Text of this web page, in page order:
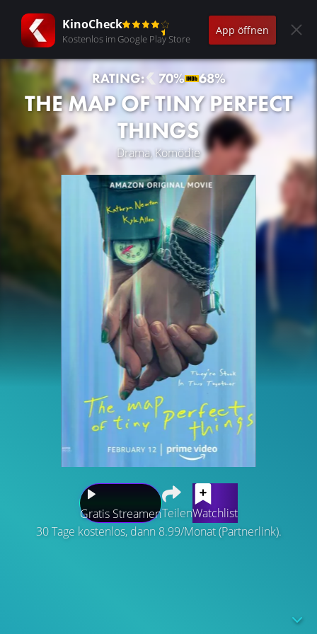
KinoCheck
Kostenlos im Google Play Store
App öffnen
RATING: 70% 68%
THE MAP OF TINY PERFECT
THINGS
Drama, Komödie
Gratis StreamenTeilenWatchlist
30 Tage kostenlos, dann 8.99/Monat (Partnerlink).
ebenfalls in der Zeitschleife feststeckt. Was folgt, ist eine